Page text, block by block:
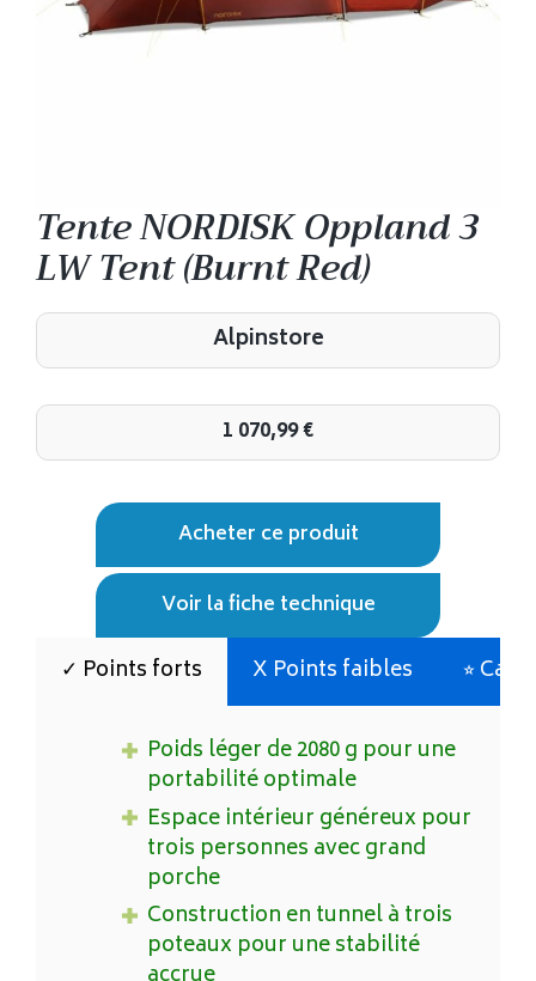
Tente NORDISK Oppland 3
LW Tent (Burnt Red)
Alpinstore
1 070,99€
Acheter ce produit
Voir la fiche technique
✓ Points forts X Points faibles ⭐︎
Poids léger de 2080 g pour une
portabilité optimale
Espace intérieur généreux pour
trois personnes avec grand
porche
Construction en tunnel à trois
poteaux pour une stabilité